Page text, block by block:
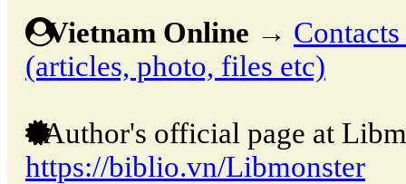
Vietnam Online →
(articles, photo, files etc)
Author's official page at
https://biblio.vn/Libmonster